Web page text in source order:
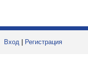
Вход Регистрация